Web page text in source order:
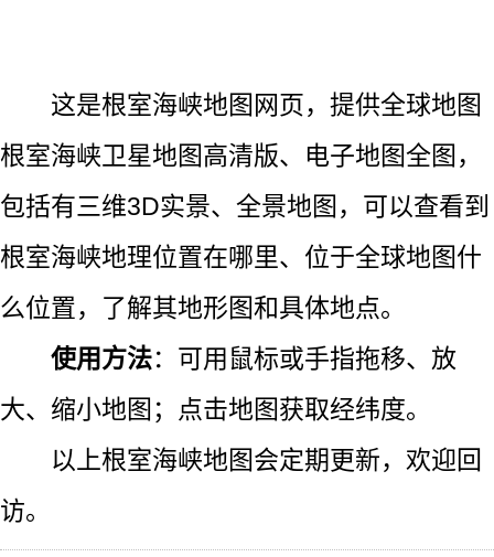
这是根室海峡地图网页，提供全球地图
根室海峡卫星地图高清版、电子地图全图，
包括有三维3D实景、全景地图，可以查看到
根室海峡地理位置在哪里、位于全球地图什
么位置，了解其地形图和具体地点。
使用方法：可用鼠标或手指拖移、放
大、缩小地图；点击地图获取经纬度。
以上根室海峡地图会定期更新，欢迎回
访。